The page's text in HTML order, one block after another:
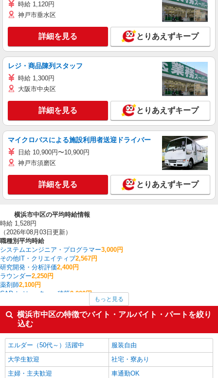
時給 1,120円
神戸市垂水区
詳細を見る とりあえずキープ
レジ・商品陳列スタッフ
時給 1,300円
大阪市中央区
詳細を見る とりあえずキープ
マイクロバスによる施設利用者送迎ドライバー
日給 10,900円〜10,900円
神戸市須磨区
詳細を見る とりあえずキープ
横浜市中区の平均時給情報
時給 1,528円
（2026年08月03日更新）
職種別平均時給
システムエンジニア・プログラマー3,000円
その他IT・クリエイティブ2,567円
研究開発・分析評価2,400円
ラウンダー2,250円
薬剤師2,100円
CADオペレーター・積算2,000円
その他営業2,000円
その他建築・設備・アクティブワーク
1,900円
経理・人事・労務・総務・法務
横浜市中区の他の職種の平均時給を見る
もっと見る
横浜市中区の特徴でバイト・アルバイト・パートを絞り
込む
エルダー（50代～）活躍中
服装自由
大学生歓迎
社宅・寮あり
主婦・主夫歓迎
車通勤OK